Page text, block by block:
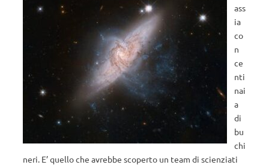
ass
ia
co
n
ce
nti
nai
a
di
bu
chi
neri. E’ quello che avrebbe scoperto un team di scienziati